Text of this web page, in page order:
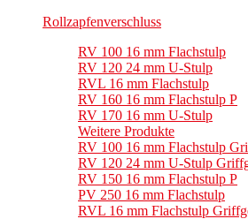
Rollzapfenverschluss
RV 100 16 mm Flachstulp
RV 120 24 mm U-Stulp
RVL 16 mm Flachstulp
RV 160 16 mm Flachstulp P
RV 170 16 mm U-Stulp
Weitere Produkte
RV 100 16 mm Flachstulp
RV 120 24 mm U-Stulp
RV 150 16 mm Flachstulp P
PV 250 16 mm Flachstulp
RVL 16 mm Flachstulp